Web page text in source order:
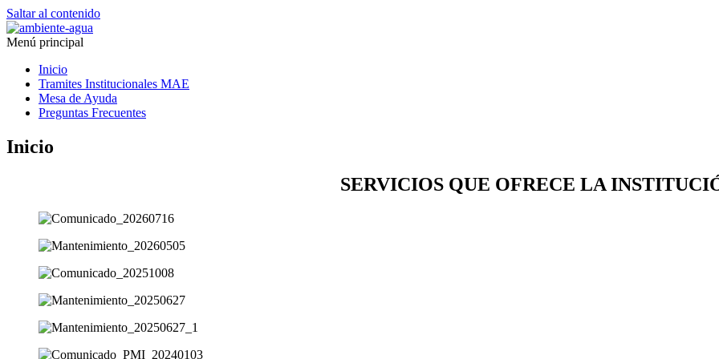
Saltar al contenido
Menú principal
Inicio
Tramites Institucionales MAE
Mesa de Ayuda
Preguntas Frecuentes
Inicio
SERVICIOS QUE OFRECE LA